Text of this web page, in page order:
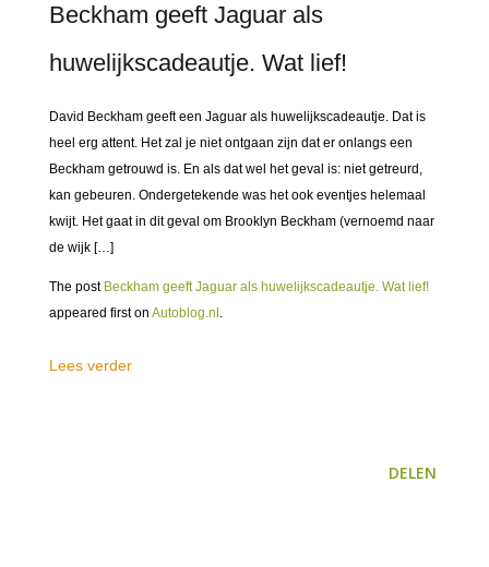
Beckham geeft Jaguar als
huwelijkscadeautje. Wat lief!
David Beckham geeft een Jaguar als huwelijkscadeautje. Dat is
heel erg attent. Het zal je niet ontgaan zijn dat er onlangs een
Beckham getrouwd is. En als dat wel het geval is: niet getreurd,
kan gebeuren. Ondergetekende was het ook eventjes helemaal
kwijt. Het gaat in dit geval om Brooklyn Beckham (vernoemd naar
de wijk […]
The post Beckham geeft Jaguar als huwelijkscadeautje. Wat lief!
appeared first on Autoblog.nl .
Lees verder
DELEN